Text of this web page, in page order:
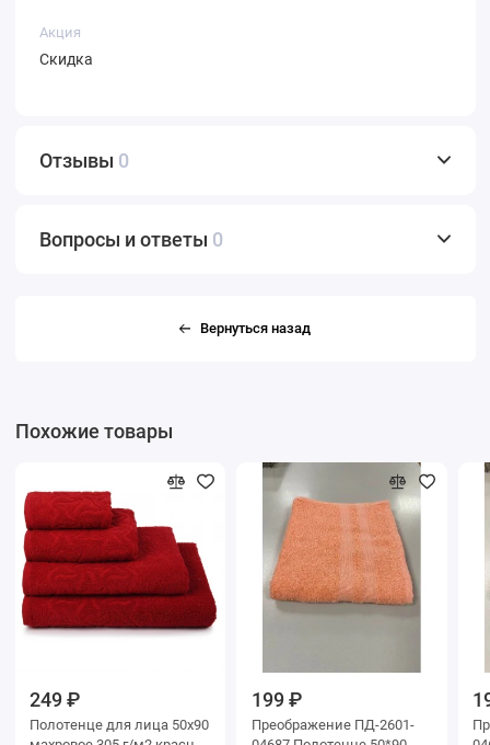
Акция
Скидка
Отзывы 0
Вопросы и ответы 0
Вернуться назад
Похожие товары
249 ₽
Полотенце для лица 50х90
199 ₽
Преображение ПД-2601-